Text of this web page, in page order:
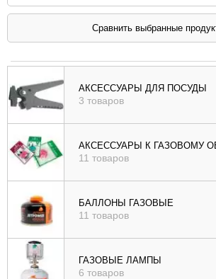
Сортировать по:
убыв
), цене (
возр
|
убыв
возр
|
убыв
АКСЕССУАРЫ ДЛЯ ПОСУДЫ
3 товаров
АКСЕССУАРЫ К ГАЗОВОМУ
11 товаров
БАЛЛОНЫ ГАЗОВЫЕ
11 товаров
ГАЗОВЫЕ ЛАМПЫ
6 товаров